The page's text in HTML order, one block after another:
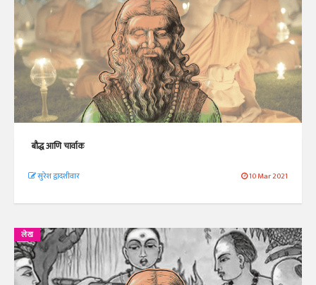
बौद्ध आणि चार्वाक
सुरेश द्वादशीवार 10 Mar 2021
लेख